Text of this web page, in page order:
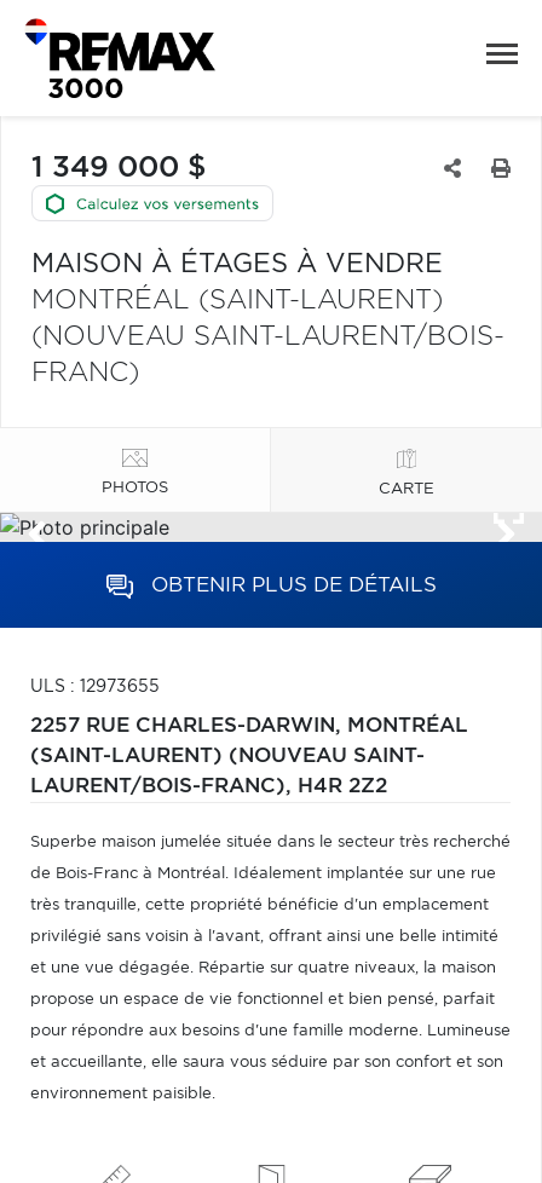
1 349 000 $
MAISON À ÉTAGES À VENDRE
MONTRÉAL (SAINT-LAURENT)
(NOUVEAU SAINT-LAURENT/BOIS-
FRANC)
PHOTOS CARTE
OBTENIR PLUS DE DÉTAILS
ULS : 12973655
2257 RUE CHARLES-DARWIN, MONTRÉAL
(SAINT-LAURENT) (NOUVEAU SAINT-
LAURENT/BOIS-FRANC), H4R 2Z2
Superbe maison jumelée située dans le secteur très recherché
de Bois-Franc à Montréal. Idéalement implantée sur une rue
très tranquille, cette propriété bénéficie d'un emplacement
privilégié sans voisin à l'avant, offrant ainsi une belle intimité
et une vue dégagée. Répartie sur quatre niveaux, la maison
propose un espace de vie fonctionnel et bien pensé, parfait
pour répondre aux besoins d'une famille moderne. Lumineuse
et accueillante, elle saura vous séduire par son confort et son
environnement paisible.